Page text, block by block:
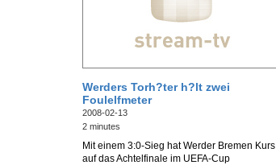
Werders Torh?ter h?lt zwei
Foulelfmeter
2008-02-13
2 minutes
Mit einem 3:0-Sieg hat Werder Bremen Kurs
auf das Achtelfinale im UEFA-Cup